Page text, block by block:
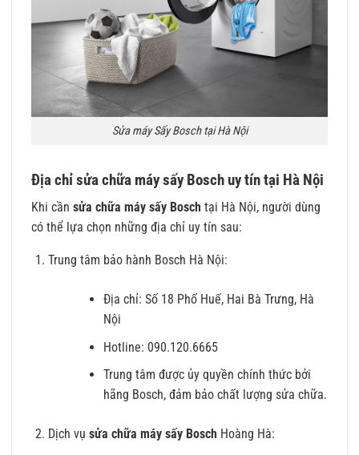
Sửa máy Sấy Bosch tại Hà Nội
Địa chỉ sửa chữa máy sấy Bosch uy tín tại Hà Nội
Khi cần sửa chữa máy sấy Bosch tại Hà Nội, người dùng
có thể lựa chọn những địa chỉ uy tín sau:
Trung tâm bảo hành Bosch Hà Nội:
Địa chỉ: Số 18 Phố Huế, Hai Bà Trưng, Hà
Nội
Hotline: 090.120.6665
Trung tâm được ủy quyền chính thức bởi
hãng Bosch, đảm bảo chất lượng sửa chữa.
Dịch vụ sửa chữa máy sấy Bosch Hoàng Hà: